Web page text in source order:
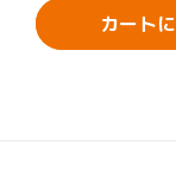
カート